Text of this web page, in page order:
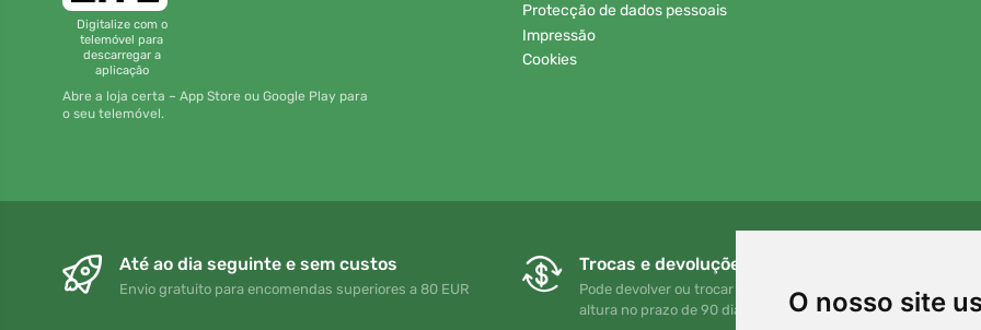
O nosso site
Digitalize com o
telemóvel para
descarregar a
aplicação
Abre a loja certa – App Store ou Google Play para
o seu telemóvel.
Protecção de dados pessoais
Impressão
Cookies
Até ao dia seguinte e sem custos
Envio gratuito para encomendas superiores a 80 EUR
Trocas e devoluções gratuitas
Pode devolver ou trocar a sua encomenda em qualquer
altura no prazo de 90 dias